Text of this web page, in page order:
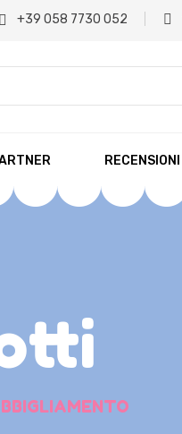
+39 058 7730 052
RECENSIONI